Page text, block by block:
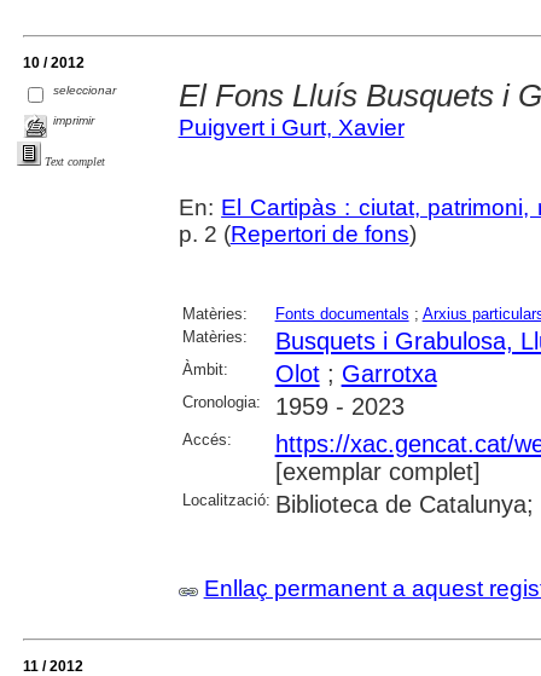
10 / 2012
seleccionar
imprimir
Text complet
El Fons Lluís Busquets i
Puigvert i Gurt, Xavier
En: El Cartipàs : ciutat, patrimoni,
p. 2 (Repertori de fons)
Matèries: Fonts documentals ; Arxius
Matèries:
Busquets i Grabulosa,
Àmbit: Olot; Garrotxa
Cronologia: 1959 - 2023
Accés:
https://xac.gencat.cat/
[exemplar complet]
Localització: Biblioteca de
Enllaç permanent a aquest
11 / 2012